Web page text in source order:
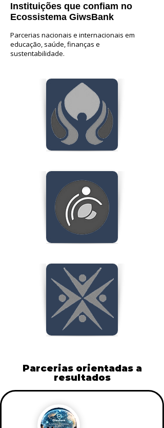
Instituições que confiam no
Ecossistema GiwsBank
Parcerias nacionais e internacionais em
educação, saúde, finanças e
sustentabilidade.
Parcerias orientadas a
resultados